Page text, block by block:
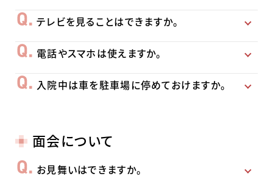
テレビを見ることはできますか。
電話やスマホは使えますか。
入院中は車を駐車場に停めておけますか。
面会について
お見舞いはできますか。